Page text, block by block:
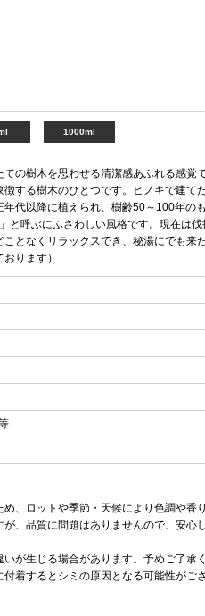
1000ml
の樹木を思わせる清潔感あふれる感覚
する樹木のひとつです。ヒノキで建て
代以降に植えられ、樹齢50～100年の
呼ぶにふさわしい風格です。現在は
となくリラックスでき、秘湯にでも
ります）
、ロットや季節・天候により色調や香
、品質に問題はありませんので、安心
が生じる場合があります。予めご了承く
着するとシミの原因となる可能性がご